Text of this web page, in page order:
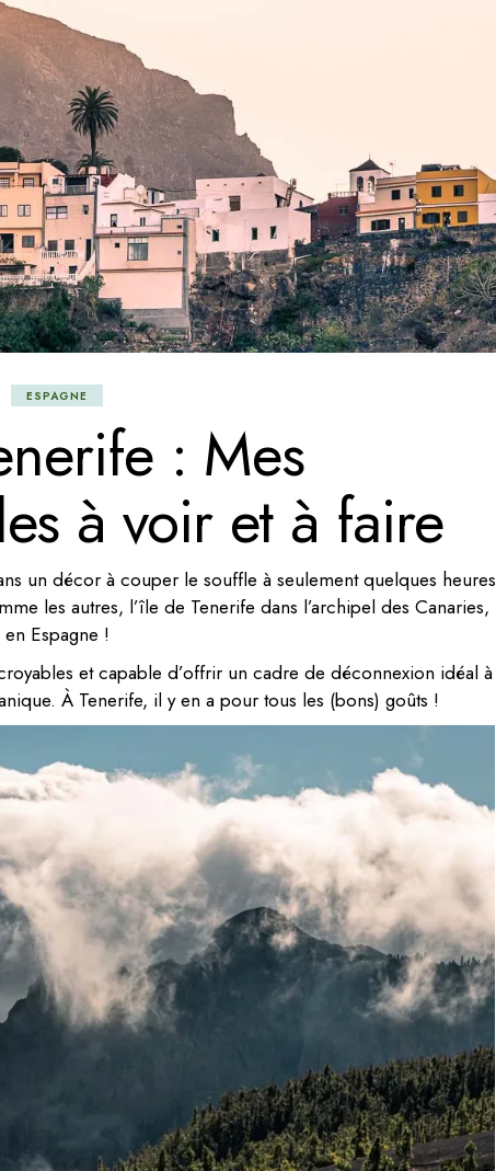
ESPAGNE
: Mes
à voir et à faire
un décor à couper le souffle à seulement quelques heures
les autres, l’île de Tenerife dans l’archipel des Canaries,
en Espagne !
et capable d’offrir un cadre de déconnexion idéal à
À Tenerife, il y en a pour tous les (bons) goûts !